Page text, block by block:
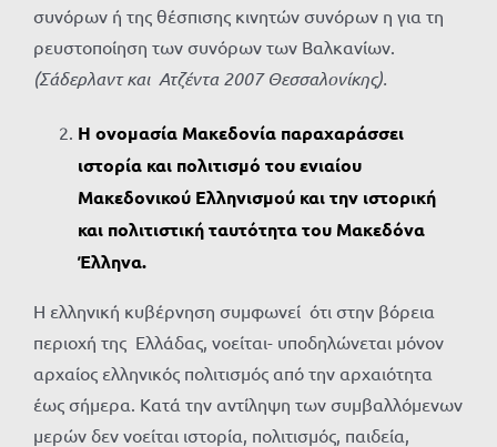
συνόρων ή της θέσπισης κινητών συνόρων η για τη
ρευστοποίηση των συνόρων των Βαλκανίων.
(Σάδερλαντ και Ατζέντα 2007 Θεσσαλονίκης).
Η ονομασία Μακεδονία παραχαράσσει
ιστορία και πολιτισμό του ενιαίου
Μακεδονικού Ελληνισμού και την ιστορική
και πολιτιστική ταυτότητα του Μακεδόνα
Έλληνα.
Η ελληνική κυβέρνηση συμφωνεί ότι στην βόρεια
περιοχή της Ελλάδας, νοείται- υποδηλώνεται μόνον
αρχαίος ελληνικός πολιτισμός από την αρχαιότητα
έως σήμερα. Κατά την αντίληψη των συμβαλλόμενων
μερών δεν νοείται ιστορία, πολιτισμός, παιδεία,